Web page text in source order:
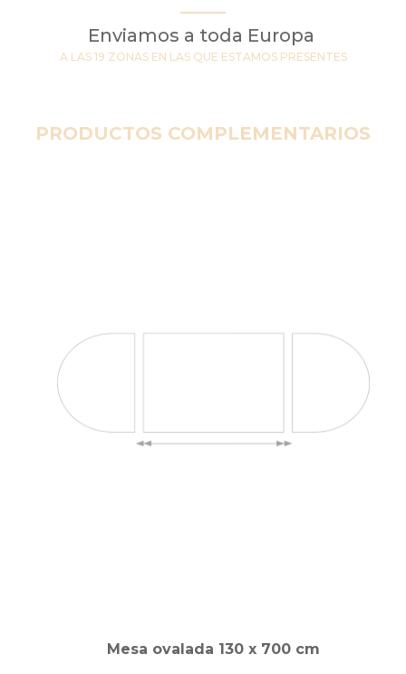
Enviamos a toda Europa
A LAS 19 ZONAS EN LAS QUE ESTAMOS PRESENTES
PRODUCTOS COMPLEMENTARIOS
Mesa ovalada 130 x 700 cm